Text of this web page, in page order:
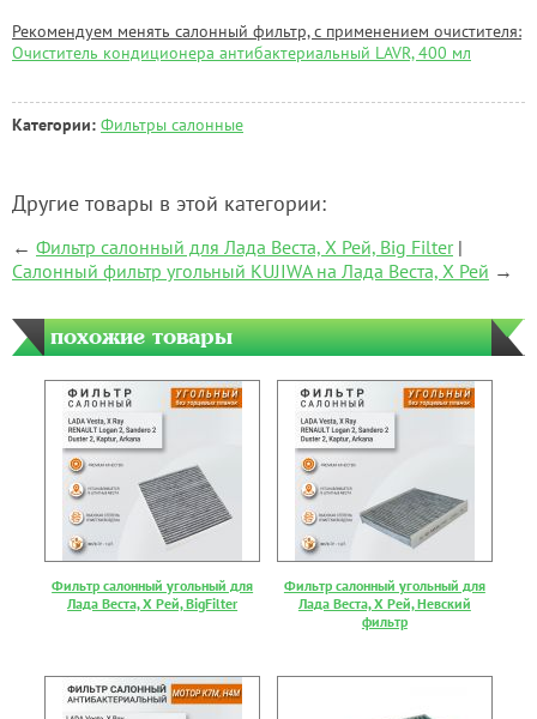
Рекомендуем менять салонный фильтр, с применением очистителя:
Очиститель кондиционера антибактериальный LAVR, 400 мл
Категории: Фильтры салонные
Другие товары в этой категории:
← Фильтр салонный для Лада Веста, Х Рей, Big Filter|
Салонный фильтр угольный KUJIWA на Лада Веста, Х Рей →
похожие товары
Фильтр салонный угольный для
Лада Веста, Х Рей, BigFilter
Фильтр салонный угольный для
Лада Веста, Х Рей, Невский
фильтр